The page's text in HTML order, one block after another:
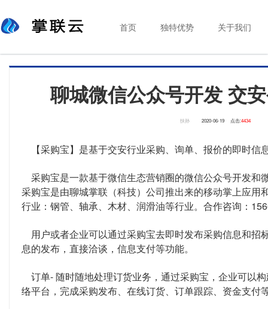
首页 独特优势 关于我们
聊城微信公众号开发 交
扶孙 2020-06-19 点击:4434
【采购宝】是基于交安行业采购、询单、报价的即时信
采购宝是一款基于微信生态营销圈的微信公众号开发和
采购宝是由聊城掌联（科技）公司推出来的移动掌上应用
行业：钢管、轴承、木材、润滑油等行业。合作咨询：
用户或者企业可以通过采购宝去即时发布采购信息和招
息的发布，直接洽谈，信息支付等功能。
订单- 随时随地处理订货业务，通过采购宝，企业可以
络平台，完成采购发布、在线订货、订单跟踪、资金支付